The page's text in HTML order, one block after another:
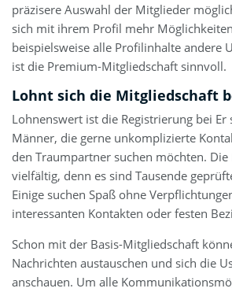
präzisere Auswahl der Mitglieder
sich mit ihrem Profil mehr
beispielsweise alle Profilinhalte andere
ist die Premium-Mitgliedschaft sinnvoll.
Lohnt sich die Mitgliedschaft
Lohnenswert ist die Registrierung bei
Männer, die gerne unkomplizierte
den Traumpartner suchen möchten.
vielfältig, denn es sind Tausende
Einige suchen Spaß ohne
interessanten Kontakten oder festen
Schon mit der Basis-Mitgliedschaft
Nachrichten austauschen und sich die
anschauen. Um alle